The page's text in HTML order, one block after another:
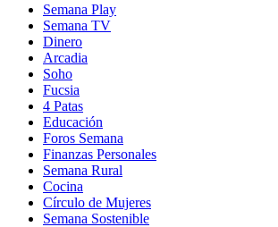
Semana Play
Semana TV
Dinero
Arcadia
Soho
in
new
window
Fucsia
in
new
window
4 Patas
Educación
Foros Semana
Finanzas Personales
Semana Rural
Cocina
Círculo de Mujeres
Semana Sostenible